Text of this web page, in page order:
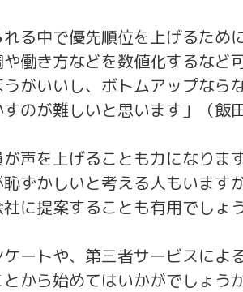
る中で優先順位を上げるた
働き方などを数値化するな
がいいし、ボトムアップな
のが難しいと思います」（飯
声を上げることも力になり
ずかしいと考える人もいま
に提案することも有用でしょう
ートや、第三者サービスに
から始めてはいかがでしょうか